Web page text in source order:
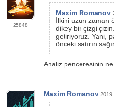
25848
Maxim Romanov :
İlkini uzun zaman
dikey bir çizgi
getiriyoruz. Yani,
önceki satırın
Analiz penceresinin
Maxim Romanov